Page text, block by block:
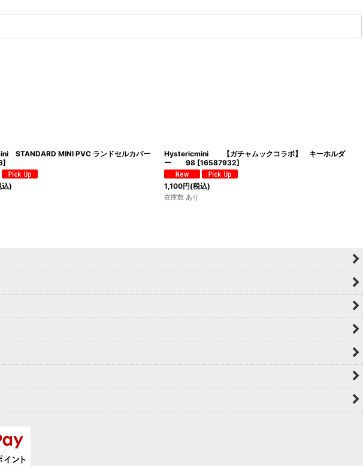
STANDARD MINI PVC ランドセルカバー
]
込)
Hystericmini 【ガチャムックコラボ】 キーホルダ
ー 98 [16587932]
1,100円(税込)
在庫数 あり